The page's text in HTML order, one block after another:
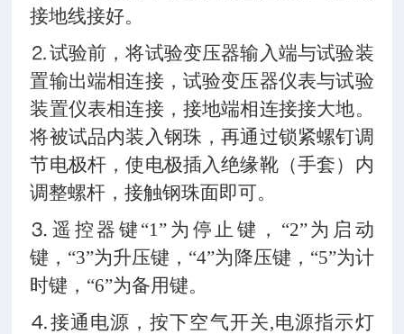
接地线接好。
⒉试验前，将试验变压器输入端与试验装
置输出端相连接，试验变压器仪表与试验
装置仪表相连接，接地端相连接接大地。
将被试品内装入钢珠，再通过锁紧螺钉调
节电极杆，使电极插入绝缘靴（手套）内
调整螺杆，接触钢珠面即可。
⒊遥控器键“1”为停止键，“2”为启动
键，“3”为升压键，“4”为降压键，“5”为计
时键，“6”为备用键。
⒋接通电源，按下空气开关,电源指示灯